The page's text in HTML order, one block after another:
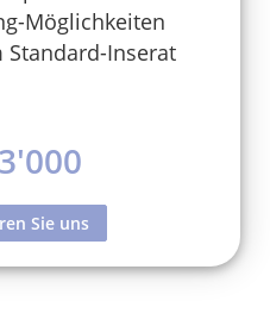
Möglichkeiten
Standard-Inserat
Sie uns